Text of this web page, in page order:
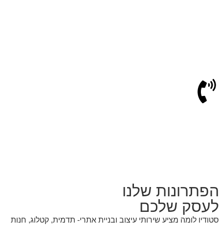
הפתרונות שלנו
לעסק שלכם
סטודיו לומה מציע שירותי עיצוב ובניית אתרי- תדמית, קטלוג, חנות